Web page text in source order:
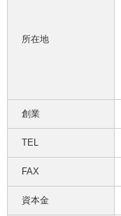
所在地
創業
TEL
FAX
資本金